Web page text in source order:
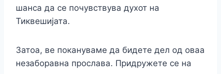
шанса да се почувствува духот на
Тиквешијата.
Затоа, ве покануваме да бидете дел од оваа
незаборавна прослава. Придружете се на